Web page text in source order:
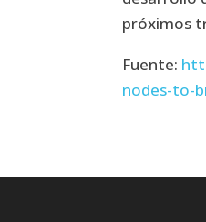
próximos
Fuente:
nodes-to-